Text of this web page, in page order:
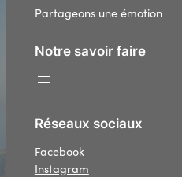
Partageons une émotion
Notre savoir faire
Réseaux sociaux
Facebook
Instagram